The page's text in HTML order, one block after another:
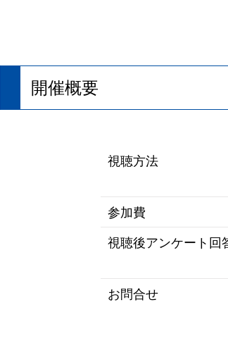
開催概要
視聴方法
参加費
視聴後アンケート回
お問合せ